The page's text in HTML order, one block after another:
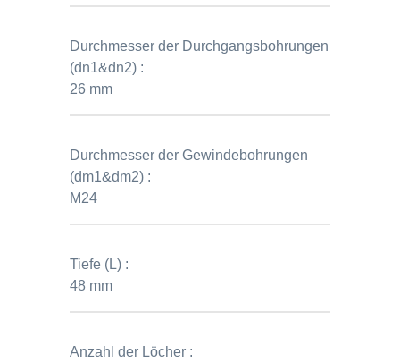
Durchmesser der Durchgangsbohrungen
(dn1&dn2) :
26 mm
Durchmesser der Gewindebohrungen
(dm1&dm2) :
M24
Tiefe (L) :
48 mm
Anzahl der Löcher :